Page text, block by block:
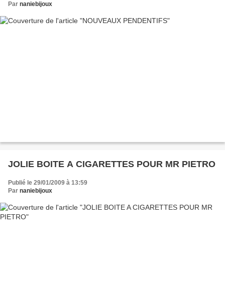
Par naniebijoux
JOLIE BOITE A CIGARETTES POUR MR PIETRO
Publié le 29/01/2009 à 13:59
Par naniebijoux